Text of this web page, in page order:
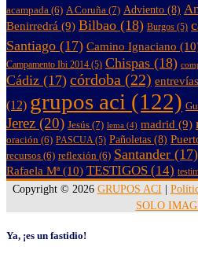
acampada (6) A Coruña (7) Adviento (8)
Benirredrá (9) Bilbao (18) Burgos (5)
Santiago (17) Camino Ignaciano
Campamento Ibi 2014 (5) Chispas (18)
Cádiz (17) córdoba (22) entrevías
(12) grupos aci (122)
Jerez (20) Jesús (7) lema (4) madrid (9)
oración (6) PASCUA(5) Pañoletas (8)
recursos (6) reflexión (6) Santander (17)
Rafaela Mª (10) TESTIGOS (14)
Copyright © 2026 GRUPOS ACI |
SOLO
Ya, ¡es un fastidio!